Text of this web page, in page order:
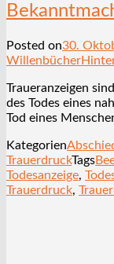
Posted on30.
Willenbücher
Traueranzeigen
des Todes eines
Tod eines
Kategorien
TrauerdruckTags
Todesanzeige,
Trauerdruck,